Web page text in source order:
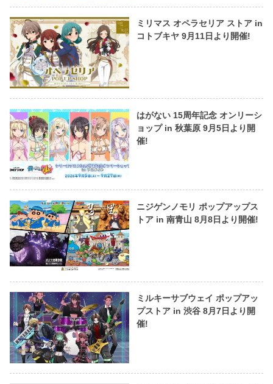
ミリマス オペラセリア ストア in
コトブキヤ 9月11日より開催!
はがない 15周年記念 オンリーシ
ョップ in 秋葉原 9月5日より開
催!
ニジゲンノモリ ポップアップス
トア in 南青山 8月8日より開催!
ミルキーサブウェイ ポップアッ
プストア in 渋谷 8月7日より開
催!